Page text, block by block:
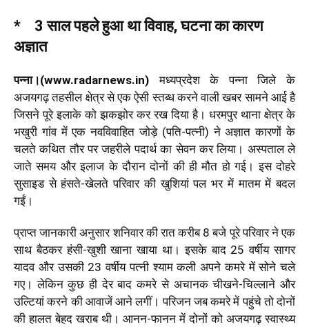
* 3 साल पहले हुआ था विवाह, घटना का कारण
अज्ञात
पन्ना।(www.radarnews.in) मध्यप्रदेश के पन्ना जिले के
अजयगढ़ तहसील क्षेत्र से एक ऐसी स्तब्ध करने वाली खबर सामने आई है
जिसने पूरे इलाके को झकझोर कर रख दिया है। धरमपुर थाना क्षेत्र के
भखुरी गांव में एक नवविवाहित जोड़े (पति-पत्नी) ने अज्ञात कारणों के
चलते कथित तौर पर जहरीले पदार्थ का सेवन कर लिया। अस्पताल ले
जाते समय और इलाज के दौरान दोनों की ही मौत हो गई। इस दोहरे
सुसाइड से हंसते-खेलते परिवार की खुशियां पल भर में मातम में बदल
गईं।
प्राप्त जानकारी अनुसार शनिवार की रात करीब 8 बजे पूरे परिवार ने एक
साथ बैठकर हंसी-खुशी खाना खाया था। इसके बाद 25 वर्षीय सागर
यादव और उसकी 23 वर्षीय पत्नी श्याम कली अपने कमरे में सोने चले
गए। लेकिन कुछ ही देर बाद कमरे से अचानक चीखने-चिल्लाने और
उल्टियां करने की आवाजें आने लगीं। परिजन जब कमरे में पहुंचे तो दोनों
की हालत बेहद खराब थी। आनन-फानन में दोनों को अजयगढ़ स्वास्थ्य